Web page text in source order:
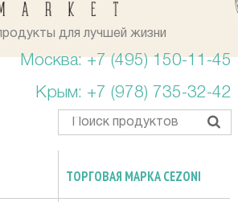
для лучшей жизни
Москва: +7 (495) 150-11-45
Крым: +7 (978) 735-32-42
ТОРГОВАЯ МАРКА CEZONI